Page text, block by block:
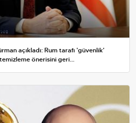
açıkladı: Rum tarafı 'güvenlik'
önerisini geri...